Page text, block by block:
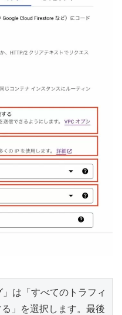
は「すべてのトラフィ
」を選択します。最後